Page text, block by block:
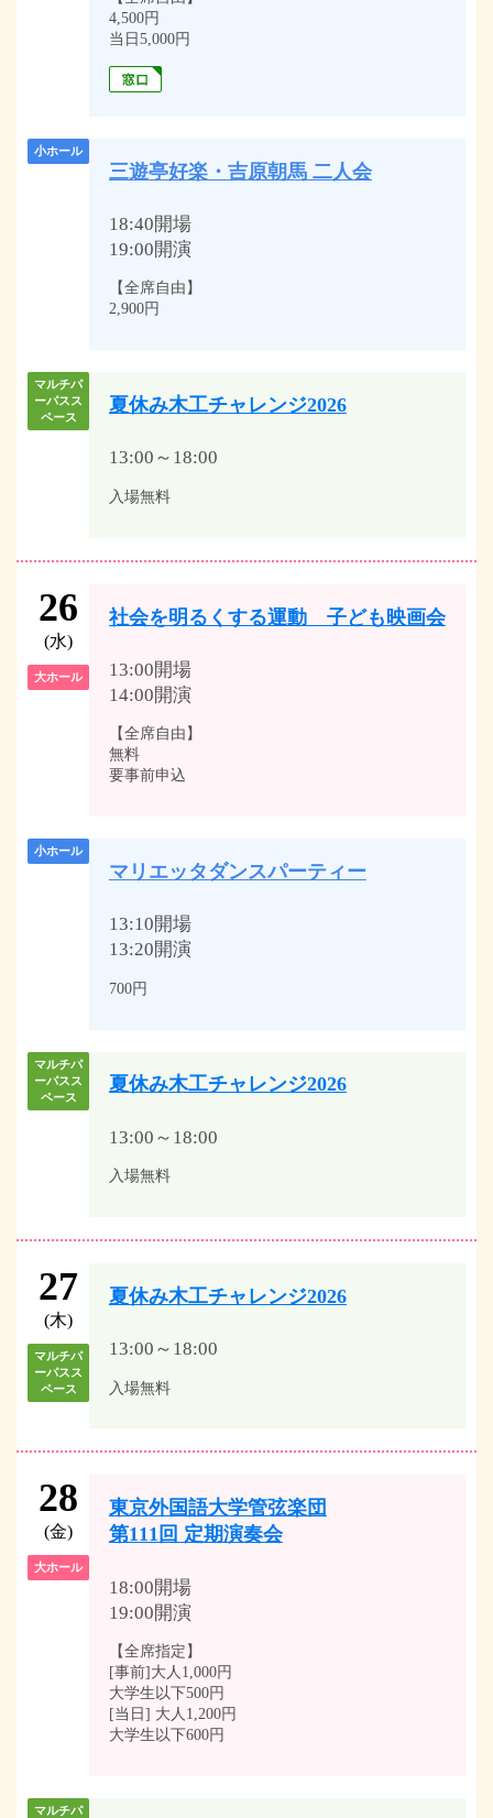
4,500円
当日5,000円
小ホール
三遊亭好楽・吉原朝馬 二人会
18:40開場
19:00開演
【全席自由】
2,900円
マルチパ
ーパスス
ペース
夏休み木工チャレンジ2026
13:00～18:00
入場無料
26
(水)
大ホール
社会を明るくする運動 子ども映画会
13:00開場
14:00開演
【全席自由】
無料
要事前申込
小ホール
マリエッタダンスパーティー
13:10開場
13:20開演
700円
マルチパ
ーパスス
ペース
夏休み木工チャレンジ2026
13:00～18:00
入場無料
27
(木)
マルチパ
ーパスス
ペース
夏休み木工チャレンジ2026
13:00～18:00
入場無料
28
(金)
大ホール
東京外国語大学管弦楽団
第111回 定期演奏会
18:00開場
19:00開演
【全席指定】
[事前]大人1,000円
大学生以下500円
[当日] 大人1,200円
大学生以下600円
マルチパ